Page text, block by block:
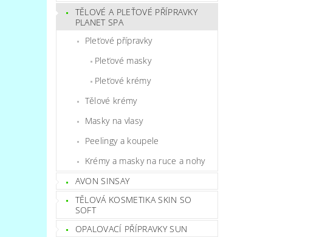
TĚLOVÉ A PLEŤOVÉ PŘÍPRAVKY
PLANET SPA
Pleťové přípravky
Pleťové masky
Pleťové krémy
Tělové krémy
Masky na vlasy
Peelingy a koupele
Krémy a masky na ruce a nohy
AVON SINSAY
TĚLOVÁ KOSMETIKA SKIN SO
SOFT
OPALOVACÍ PŘÍPRAVKY SUN